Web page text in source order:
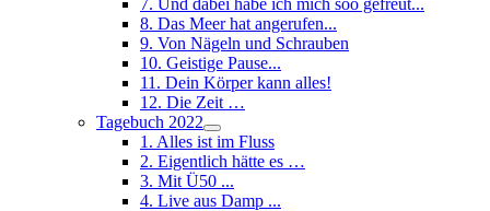
7. Und dabei habe ich mich soo gefreut...
8. Das Meer hat angerufen...
9. Von Nägeln und Schrauben
10. Geistige Pause...
11. Dein Körper kann alles!
12. Die Zeit …
Tagebuch 2022
1. Alles ist im Fluss
2. Eigentlich hätte es …
3. Mit Ü50 ...
4. Live aus Damp ...